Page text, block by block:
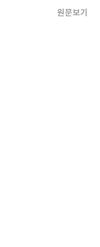
원문보기